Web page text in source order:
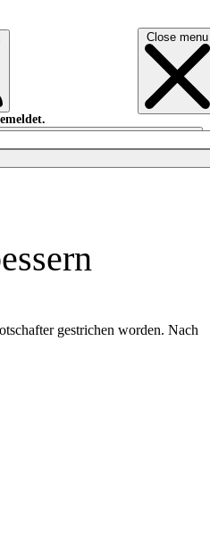
Close menu
Anmelden
gestrichen worden. Nach